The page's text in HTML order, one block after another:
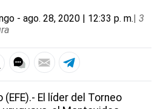
- ago. 28, 2020 | 12:33 p. m.| 3
El líder del Torneo